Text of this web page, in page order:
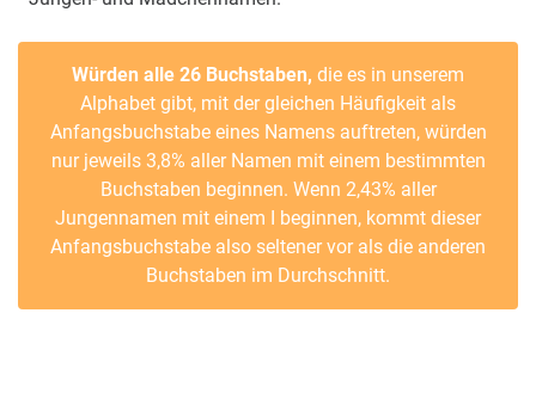
Würden alle 26 Buchstaben, die es in unserem
Alphabet gibt, mit der gleichen Häufigkeit als
Anfangsbuchstabe eines Namens auftreten, würden
nur jeweils 3,8% aller Namen mit einem bestimmten
Buchstaben beginnen. Wenn 2,43% aller
Jungennamen mit einem I beginnen, kommt dieser
Anfangsbuchstabe also seltener vor als die anderen
Buchstaben im Durchschnitt.